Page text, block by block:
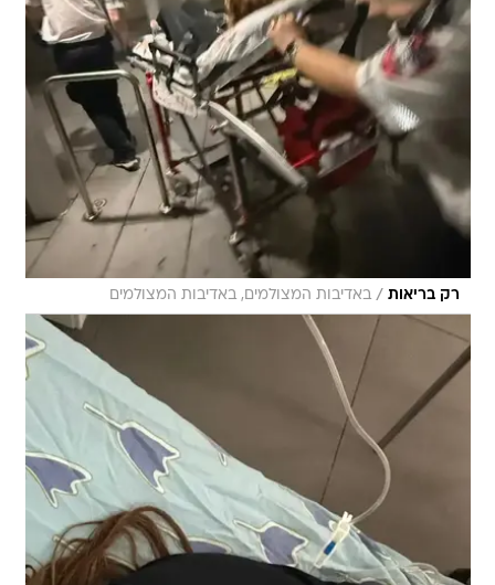
רק בריאות / באדיבות המצולמים, באדיבות המצולמים